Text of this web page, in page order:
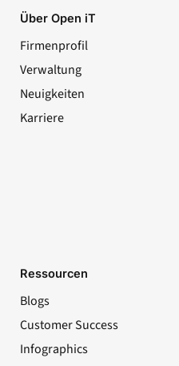
Über Open iT
Firmenprofil
Verwaltung
Neuigkeiten
Karriere
Ressourcen
Blogs
Customer Success
Infographics